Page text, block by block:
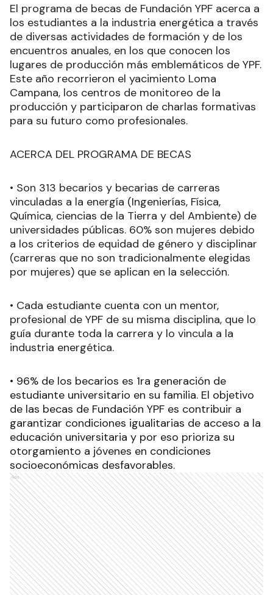
El programa de becas de Fundación YPF acerca a
los estudiantes a la industria energética a través
de diversas actividades de formación y de los
encuentros anuales, en los que conocen los
lugares de producción más emblemáticos de YPF.
Este año recorrieron el yacimiento Loma
Campana, los centros de monitoreo de la
producción y participaron de charlas formativas
para su futuro como profesionales.
ACERCA DEL PROGRAMA DE BECAS
• Son 313 becarios y becarias de carreras
vinculadas a la energía (Ingenierías, Física,
Química, ciencias de la Tierra y del Ambiente) de
universidades públicas. 60% son mujeres debido
a los criterios de equidad de género y disciplinar
(carreras que no son tradicionalmente elegidas
por mujeres) que se aplican en la selección.
• Cada estudiante cuenta con un mentor,
profesional de YPF de su misma disciplina, que lo
guía durante toda la carrera y lo vincula a la
industria energética.
• 96% de los becarios es 1ra generación de
estudiante universitario en su familia. El objetivo
de las becas de Fundación YPF es contribuir a
garantizar condiciones igualitarias de acceso a la
educación universitaria y por eso prioriza su
otorgamiento a jóvenes en condiciones
socioeconómicas desfavorables.
Ads